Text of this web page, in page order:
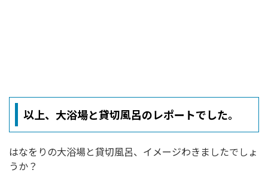
以上、大浴場と貸切風呂のレポートでした。
はなをりの大浴場と貸切風呂、イメージわきましたでしょ
うか？